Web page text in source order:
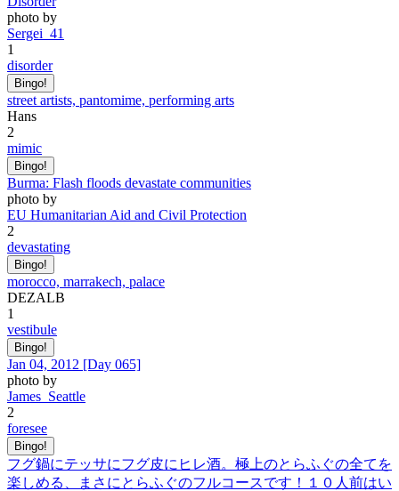
photo by
Sergei_41
1
disorder
Bingo!
street artists, pantomime, performing arts
Hans
2
mimic
Bingo!
Burma: Flash floods devastate communities
photo by
EU Humanitarian Aid and Civil Protection
2
devastating
Bingo!
morocco, marrakech, palace
DEZALB
1
vestibule
Bingo!
Jan 04, 2012 [Day 065]
photo by
James_Seattle
2
foresee
Bingo!
フグ鍋にテッサにフグ皮にヒレ酒。極上のとらふぐの全てを
楽しめる、まさにとらふぐのフルコースです！１０人前はい